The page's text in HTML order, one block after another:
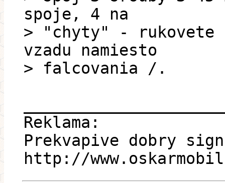
spoje, 4 na
> "chyty" - rukovete
vzadu namiesto
> falcovania /.
Reklama:
Prekvapive dobry
http://